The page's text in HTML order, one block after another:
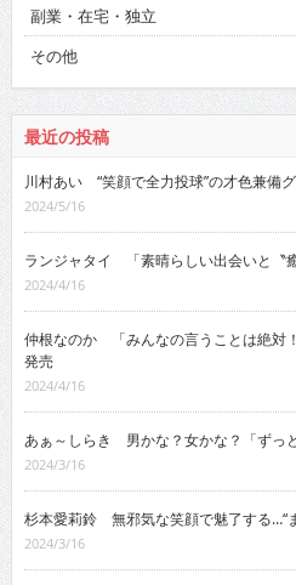
副業・在宅・独立
その他
最近の投稿
川村あい “笑顔で全力投球”の才色兼備
2024/5/16
ランジャタイ 「素晴らしい出会いと〝
2024/4/16
仲根なのか 「みんなの言うことは絶対
発売
2024/4/16
あぁ～しらき 男かな？女かな？「ずっ
2024/3/16
杉本愛莉鈴 無邪気な笑顔で魅了する…“
2024/3/16